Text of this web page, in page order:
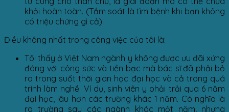
khỏi hoàn toàn. (Tầm soát là tìm bệnh khi bạn không
có triệu chứng gì cả).
Điều không nhất trong công việc của tôi là:
Tôi thấy ở Việt Nam ngành y không được ưu đãi xứng
đáng với công sức và tiền bạc mà bác sĩ đã phải bỏ
ra trong suốt thời gian học đại học và cả trong quá
trình làm nghề. Ví dụ, sinh viên y phải trải qua 6 năm
đại học, lâu hơn các trường khác 1 năm. Có nghĩa là
ra trường sau các ngành khác một năm, nhưng